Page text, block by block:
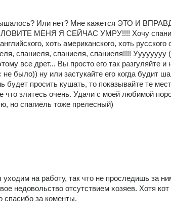
Или нет? Мне кажется ЭТО И
МЕНЯ Я СЕЙЧАС УМРУ!!!! Хочу
хоть американского, хоть русского
спаниеля, спаниеля, спаниеля!!!! Уууууууу
все дрет... Вы просто его так разгуляйте и
было)) ну или застукайте его когда будит
будет просить кушать, то показывайте те
что злитесь очень. Удачи с моей любимой
но спагиель тоже прелесный)
уходим на работу, так что не проследишь за
недовольство отсутствием хозяев. Хотя кот
спасибо за коменты.